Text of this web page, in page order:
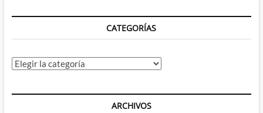
CATEGORÍAS
Categorías
ARCHIVOS